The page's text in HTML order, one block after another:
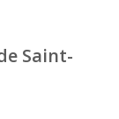
Saint-